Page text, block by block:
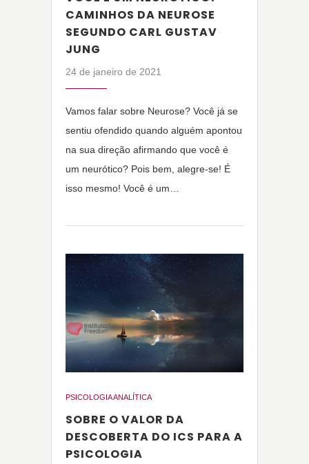
CAMINHOS DA NEUROSE
SEGUNDO CARL GUSTAV
JUNG
24 de janeiro de 2021
Vamos falar sobre Neurose? Você já se
sentiu ofendido quando alguém apontou
na sua direção afirmando que você é
um neurótico? Pois bem, alegre-se! É
isso mesmo! Você é um…
PSICOLOGIA ANALÍTICA
SOBRE O VALOR DA
DESCOBERTA DO ICS PARA A
PSICOLOGIA